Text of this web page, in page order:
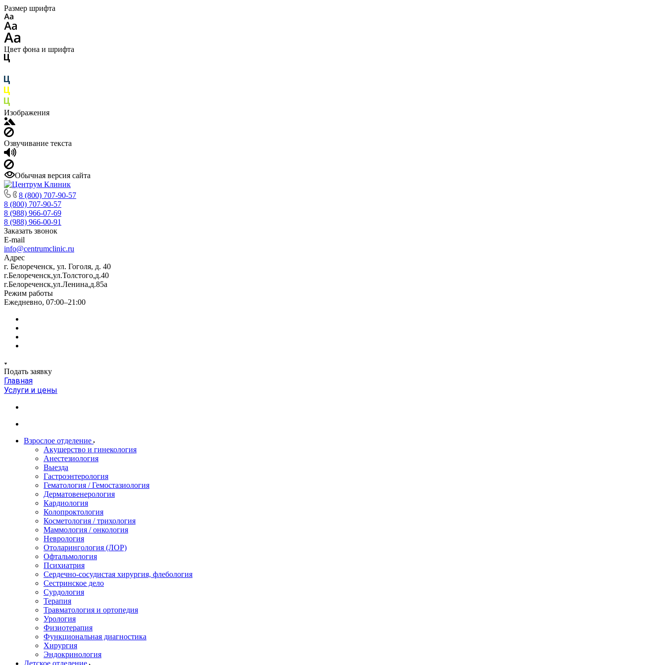
Размер шрифта
Цвет фона и шрифта
Изображения
Озвучивание текста
Обычная версия сайта
8 (800) 707-90-57
8 (800) 707-90-57
8 (988) 966-07-69
8 (988) 966-00-91
Заказать звонок
E-mail
info@centrumclinic.ru
Адрес
г. Белореченск, ул. Гоголя, д. 40
г.Белореченск,ул.Толстого,д.40
г.Белореченск,ул.Ленина,д.85а
Режим работы
Ежедневно, 07:00–21:00
Подать заявку
Главная
Услуги и цены
Взрослое отделение
Акушерство и гинекология
Анестезиология
Выезда
Гастроэнтерология
Гематология / Гемостазиология
Дерматовенерология
Кардиология
Колопроктология
Косметология / трихология
Маммология / онкология
Неврология
Отоларингология (ЛОР)
Офтальмология
Психиатрия
Сердечно-сосудистая хирургия, флебология
Сестринское дело
Сурдология
Терапия
Травматология и ортопедия
Урология
Физиотерапия
Функциональная диагностика
Хирургия
Эндокринология
Детское отделение